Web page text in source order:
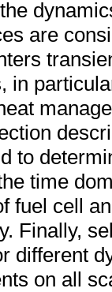
are
in
to
time
fuel cell
Finally,
different
on all